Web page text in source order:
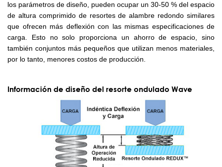
los parámetros de diseño, pueden ocupar un 30-50 % del espacio
de altura comprimido de resortes de alambre redondo similares
que ofrecen más deflexión con las mismas especificaciones de
carga. Esto no solo proporciona un ahorro de espacio, sino
también conjuntos más pequeños que utilizan menos materiales,
por lo tanto, menores costos de producción.
Información de diseño del resorte ondulado Wave